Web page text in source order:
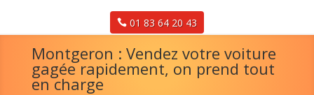
01 83 64 20 43
Montgeron : Vendez votre voiture
gagée rapidement, on prend tout
en charge